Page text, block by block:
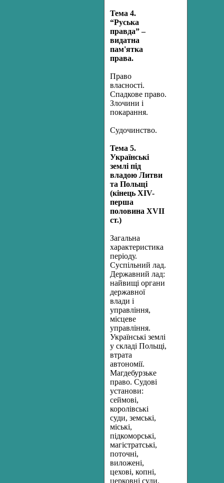
Тема 4.
“Руська
правда” –
видатна
пам'ятка
права.
Право
власності.
Спадкове право.
Злочини і
покарання.
Судочинство.
Тема 5.
Українські
землі під
владою Литви
та Польщі
(кінець ХІV-
перша
половина ХVІІ
ст.)
Загальна
характеристика
періоду.
Суспільний лад.
Державний лад:
найвищі органи
державної
влади і
управління,
місцеве
управління.
Українські землі
у складі Польщі,
втрата
автономії.
Магдебурзьке
право. Судові
установи:
сеймові,
королівські
суди, земські,
міські,
підкоморські,
магістратські,
поточні,
виложені,
цехові, копні,
церковні суди.